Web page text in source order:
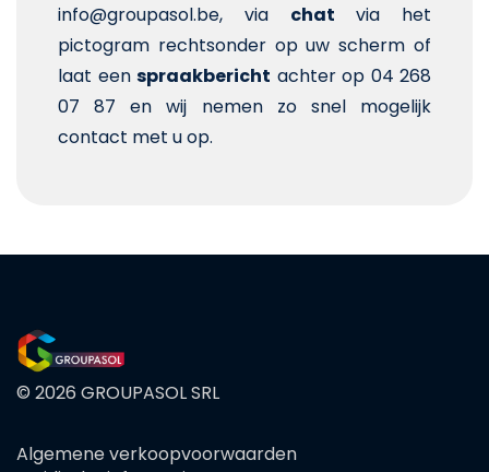
info@groupasol.be, via chat via het
pictogram rechtsonder op uw scherm of
laat een spraakbericht achter op 04 268
07 87 en wij nemen zo snel mogelijk
contact met u op.
© 2026 GROUPASOL SRL
FOOTER
Algemene verkoopvoorwaarden